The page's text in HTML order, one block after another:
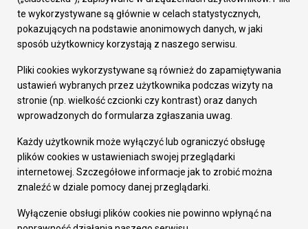
Rada Miasta
Wydziały
Elektroniczna Skrzynka Podawcza
Gospodarka
Fundusze europejskie
Środki krajowe
Oferty inwestycyjne
Pozostałe
Deklaracja dostępności
Dane osobowe
Dodaj opinię o witrynie
te wykorzystywane są głównie w celach statystycznych,
pokazujących na podstawie anonimowych danych, w jaki
sposób użytkownicy korzystają z naszego serwisu.
Pliki cookies wykorzystywane są również do zapamiętywania
ustawień wybranych przez użytkownika podczas wizyty na
stronie (np. wielkość czcionki czy kontrast) oraz danych
wprowadzonych do formularza zgłaszania uwag.
Każdy użytkownik może wyłączyć lub ograniczyć obsługę
plików cookies w ustawieniach swojej przeglądarki
internetowej. Szczegółowe informacje jak to zrobić można
znaleźć w dziale pomocy danej przeglądarki.
Wyłączenie obsługi plików cookies nie powinno wpłynąć na